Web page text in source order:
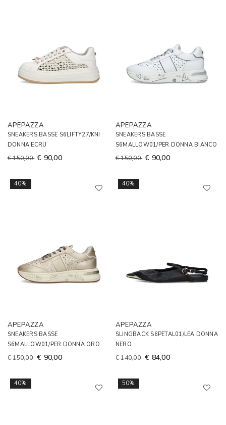
APEPAZZA
SNEAKERS BASSE S6LIFTY27/KNI
DONNA ECRU
€ 150,00 € 90,00
APEPAZZA
SNEAKERS BASSE
S6MALLOW01/PER DONNA BIANCO
€ 150,00 € 90,00
40%
APEPAZZA
SNEAKERS BASSE
S6MALLOW01/PER DONNA ORO
€ 150,00 € 90,00
40%
APEPAZZA
SLINGBACK S6PETAL01/LEA DONNA
NERO
€ 140,00 € 84,00
40% 50%